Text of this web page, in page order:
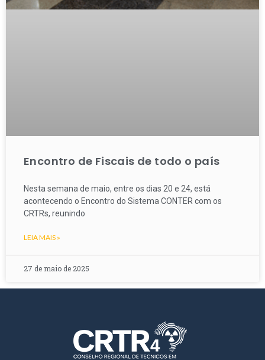
Encontro de Fiscais de todo o país
Nesta semana de maio, entre os dias 20 e 24, está
acontecendo o Encontro do Sistema CONTER com os
CRTRs, reunindo
LEIA MAIS »
27 de maio de 2025